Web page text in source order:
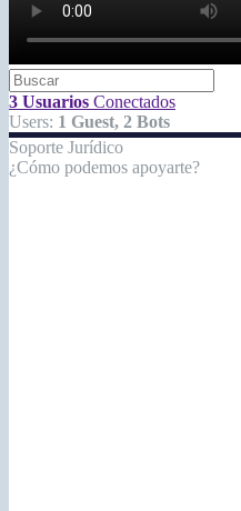
3 Usuarios Conectados
Users: 1 Guest, 2 Bots
Soporte Jurídico
¿Cómo podemos apoyarte?